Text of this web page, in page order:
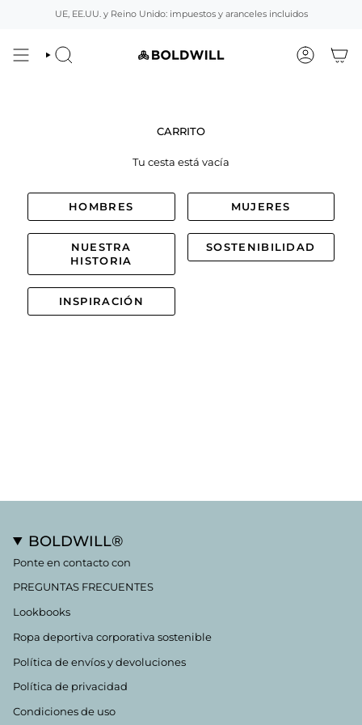
UE, EE.UU. y Reino Unido: impuestos y aranceles incluidos
BUSCAR CUENTA
CARRITO
Tu cesta está vacía
HOMBRES MUJERES
NUESTRA
HISTORIA
SOSTENIBILIDAD
INSPIRACIÓN
BOLDWILL®
Ponte en contacto con
PREGUNTAS FRECUENTES
Lookbooks
Ropa deportiva corporativa sostenible
Política de envíos y devoluciones
Política de privacidad
Condiciones de uso